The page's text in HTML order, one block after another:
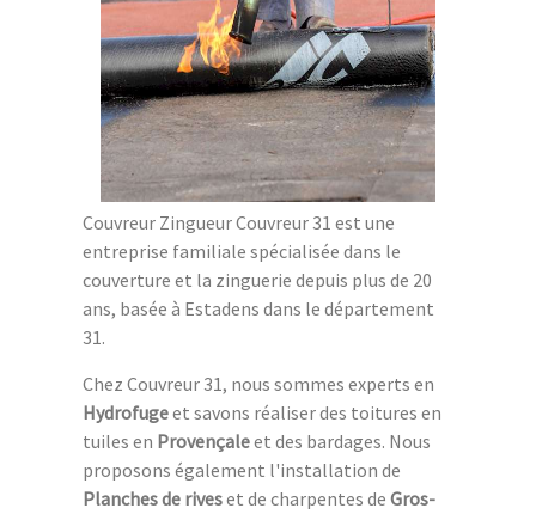
Couvreur Zingueur Couvreur 31 est une
entreprise familiale spécialisée dans le
couverture et la zinguerie depuis plus de 20
ans, basée à Estadens dans le département
31.
Chez Couvreur 31, nous sommes experts en
Hydrofugeet savons réaliser des toitures en
tuiles en Provençaleet des bardages. Nous
proposons également l'installation de
Planches de riveset de charpentes de Gros-